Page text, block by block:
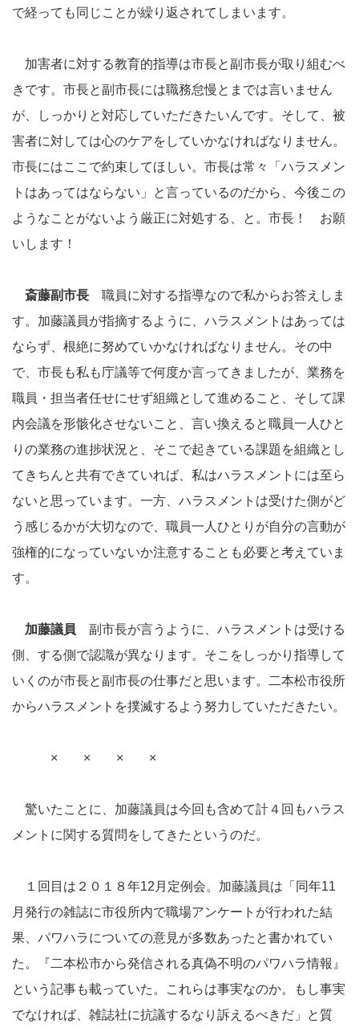
で経っても同じことが繰り返されてしまいます。
加害者に対する教育的指導は市長と副市長が取り組むべ
きです。市長と副市長には職務怠慢とまでは言いません
が、しっかりと対応していただきたいんです。そして、被
害者に対しては心のケアをしていかなければなりません。
市長にはここで約束してほしい。市長は常々「ハラスメン
トはあってはならない」と言っているのだから、今後この
ようなことがないよう厳正に対処する、と。市長！ お願
いします！
斎藤副市長 職員に対する指導なので私からお答えしま
す。加藤議員が指摘するように、ハラスメントはあっては
ならず、根絶に努めていかなければなりません。その中
で、市長も私も庁議等で何度か言ってきましたが、業務を
職員・担当者任せにせず組織として進めること、そして課
内会議を形骸化させないこと、言い換えると職員一人ひと
りの業務の進捗状況と、そこで起きている課題を組織とし
てきちんと共有できていれば、私はハラスメントには至ら
ないと思っています。一方、ハラスメントは受けた側がど
う感じるかが大切なので、職員一人ひとりが自分の言動が
強権的になっていないか注意することも必要と考えていま
す。
加藤議員 副市長が言うように、ハラスメントは受ける
側、する側で認識が異なります。そこをしっかり指導して
いくのが市長と副市長の仕事だと思います。二本松市役所
からハラスメントを撲滅するよう努力していただきたい。
× × × ×
驚いたことに、加藤議員は今回も含めて計４回もハラス
メントに関する質問をしてきたというのだ。
１回目は２０１８年12月定例会。加藤議員は「同年11
月発行の雑誌に市役所内で職場アンケートが行われた結
果、パワハラについての意見が多数あったと書かれてい
た。『二本松市から発信される真偽不明のパワハラ情報』
という記事も載っていた。これらは事実なのか。もし事実
でなければ、雑誌社に抗議するなり訴えるべきだ」と質